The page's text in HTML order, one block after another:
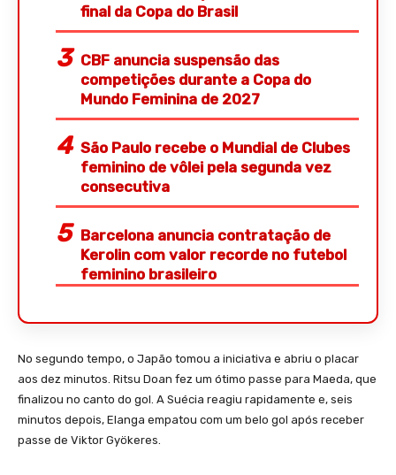
final da Copa do Brasil
CBF anuncia suspensão das
competições durante a Copa do
Mundo Feminina de 2027
São Paulo recebe o Mundial de Clubes
feminino de vôlei pela segunda vez
consecutiva
Barcelona anuncia contratação de
Kerolin com valor recorde no futebol
feminino brasileiro
No segundo tempo, o Japão tomou a iniciativa e abriu o placar
aos dez minutos. Ritsu Doan fez um ótimo passe para Maeda, que
finalizou no canto do gol. A Suécia reagiu rapidamente e, seis
minutos depois, Elanga empatou com um belo gol após receber
passe de Viktor Gyökeres.